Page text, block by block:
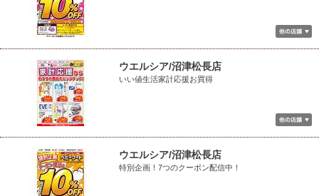
ウエルシア/沼津松長店
いい値生活家計応援お買得
ウエルシア/沼津松長店
特別企画！7つのクーポン配信中！